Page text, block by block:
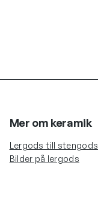
Mer om keramik
Lergods till stengods
Bilder på lergods